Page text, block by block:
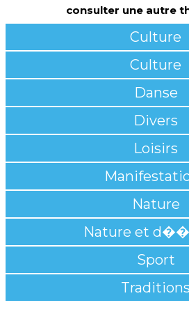
consulter une autre
Culture
Culture
Danse
Divers
Loisirs
Nature
Nature et
Sport
Traditions